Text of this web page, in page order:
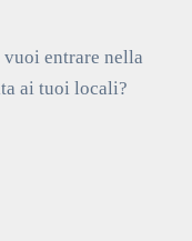
entrare nella
ai tuoi locali?